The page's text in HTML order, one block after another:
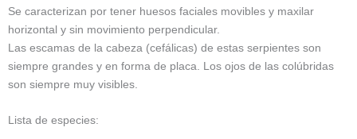
Se caracterizan por tener huesos faciales movibles y maxilar
horizontal y sin movimiento perpendicular.
Las escamas de la cabeza (cefálicas) de estas serpientes son
siempre grandes y en forma de placa. Los ojos de las colúbridas
son siempre muy visibles.
Lista de especies: